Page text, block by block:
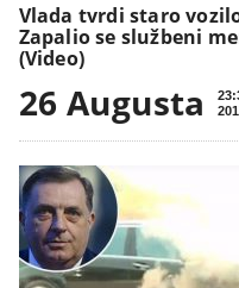
Vlada tvrdi staro
Zapalio se službeni
(Video)
26 Augusta